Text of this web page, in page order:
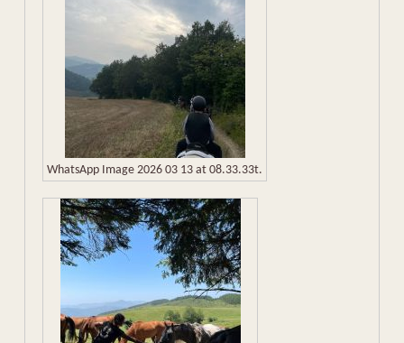
WhatsApp Image 2026 03 13 at 08.33.33t.